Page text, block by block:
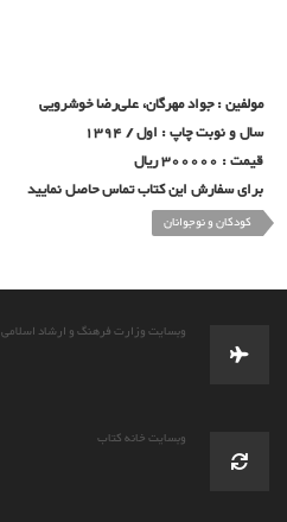
مولفین :جواد مهرگان، علی‌رضا خوشرویی
سال و نوبت چاپ : اول / 1394
قیمت : 300000 ریال
برای سفارش این کتاب تماس حاصل نمایید
کودکان و نوجوانان
وبسایت وزارت فرهنگ و ارشاد اسلامی
وبسایت خانه کتاب